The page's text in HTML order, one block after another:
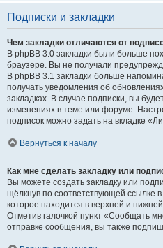
Подписки и закладки
Чем закладки отличаются от
В phpBB 3.0 закладки были больше
браузере. Вы не получали
В phpBB 3.1 закладки больше
получать уведомления об
закладках. В случае подписки, вы
изменениях в теме или форуме.
подписок можно задать на вкладке
Вернуться к началу
Как мне сделать закладку или
Вы можете создать закладку или
щёлкнув по соответствующей ссылке
которое находится в верхней и
Отметив галочкой пункт «Сообщать
отправке сообщения, вы также